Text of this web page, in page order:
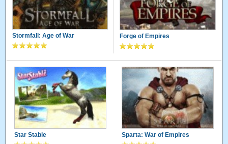
Stormfall: Age of War Forge of Empires
Star Stable Sparta: War of Empires